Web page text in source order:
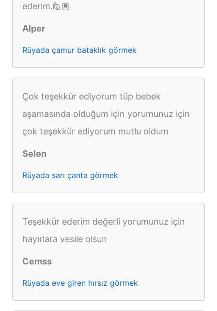
ederim.🙋🏽
Alper
Rüyada çamur bataklık görmek
Çok teşekkür ediyorum tüp bebek
aşamasında olduğum için yorumunuz için
çok teşekkür ediyorum mutlu oldum
Selen
Rüyada sarı çanta görmek
Teşekkür ederim değerli yorumunuz için
hayırlara vesile olsun
Cemss
Rüyada eve giren hırsız görmek